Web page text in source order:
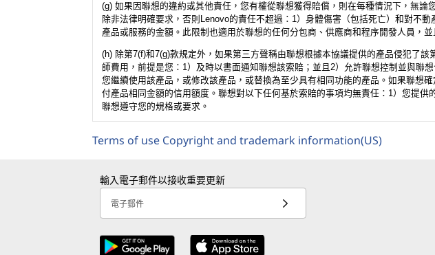
(g) 如果因聯想的違約或其他責任，您有權從聯想獲得賠償，則在每種情況下，無
除非法律明確要求，否則Lenovo的責任不超過：1）身體傷害（包括死亡）和對不
產品或服務的金額。此限制也適用於聯想的任何分包商、供應商和程序開發人員，
(h) 除第7(f)和7(g)款規定外，如果第三方聲稱由聯想根據本協議提供的產品侵犯了
師費用，前提是您：1）及時以書面通知聯想該索賠；並且2）允許聯想控制並與聯
您繼續使用該產品，或修改該產品，或替換為至少具有相同功能的產品。如果聯想
付產品相同金額的信用額度。聯想對以下任何基於索賠的事項均無責任：1）您提
聯想遵守您的規格或要求。
Terms of use Copyright and trademark information(US)
輸入電子郵件以接收重要更新
電子郵件